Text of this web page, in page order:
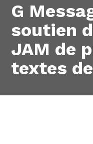
G
soutien
JAM de
textes